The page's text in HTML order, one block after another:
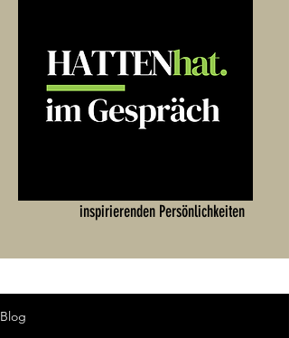
inspirierenden Persönlichkeiten
Blog